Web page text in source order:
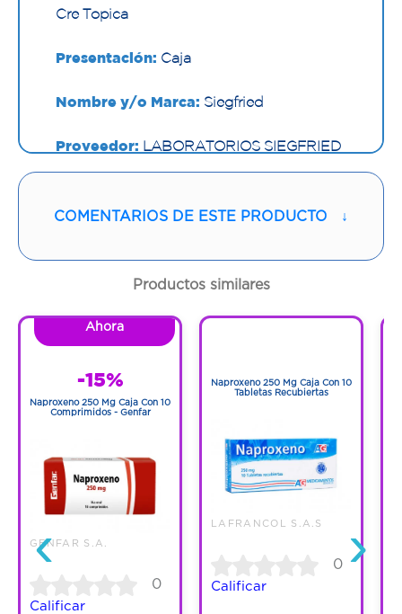
Cre Topica
Presentación: Caja
Nombre y/o Marca: Siegfried
Proveedor: LABORATORIOS SIEGFRIED
S.A
Vía de administración:TOPICA
Contenido:15 G
Código:768721
COMENTARIOS DE ESTE PRODUCTO ↓
Productos similares
‹
Ahora
-15%
Naproxeno 250 Mg Caja Con 10
Comprimidos - Genfar
GENFAR S.A.
0
Calificar
Naproxeno 250 Mg Caja Con 10
Tabletas Recubiertas
LAFRANCOL S.A.S
0
Calificar
›